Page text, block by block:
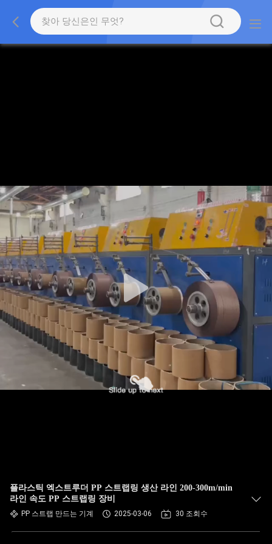
플라스틱 엑스트루더 PP 스트랩링 생산 라인 200-300m/min
라인 속도 PP 스트랩링 장비
PP 스트랩 만드는 기계 2025-03-06 30 조회수